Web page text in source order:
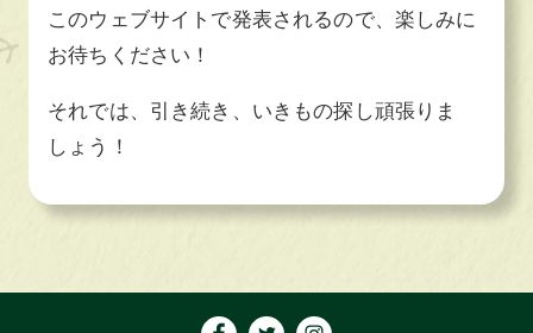
このウェブサイトで発表されるので、楽しみに
お待ちください！
それでは、引き続き、いきもの探し頑張りま
しょう！